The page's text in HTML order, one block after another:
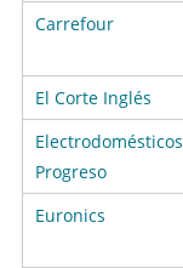
Carrefour
El Corte Inglés
Electrodomésticos
Progreso
Euronics